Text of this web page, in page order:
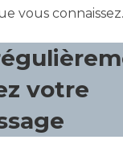
vous connaissez.
votre